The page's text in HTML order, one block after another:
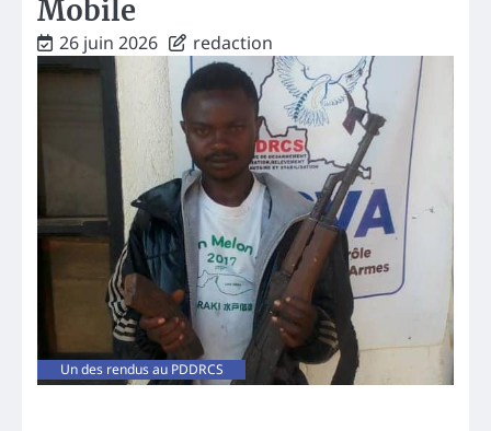
Mobile
26 juin 2026 redaction
Un des rendus au PDDRCS